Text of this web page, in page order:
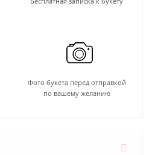
Фото букета перед отправкой
по вашему желанию